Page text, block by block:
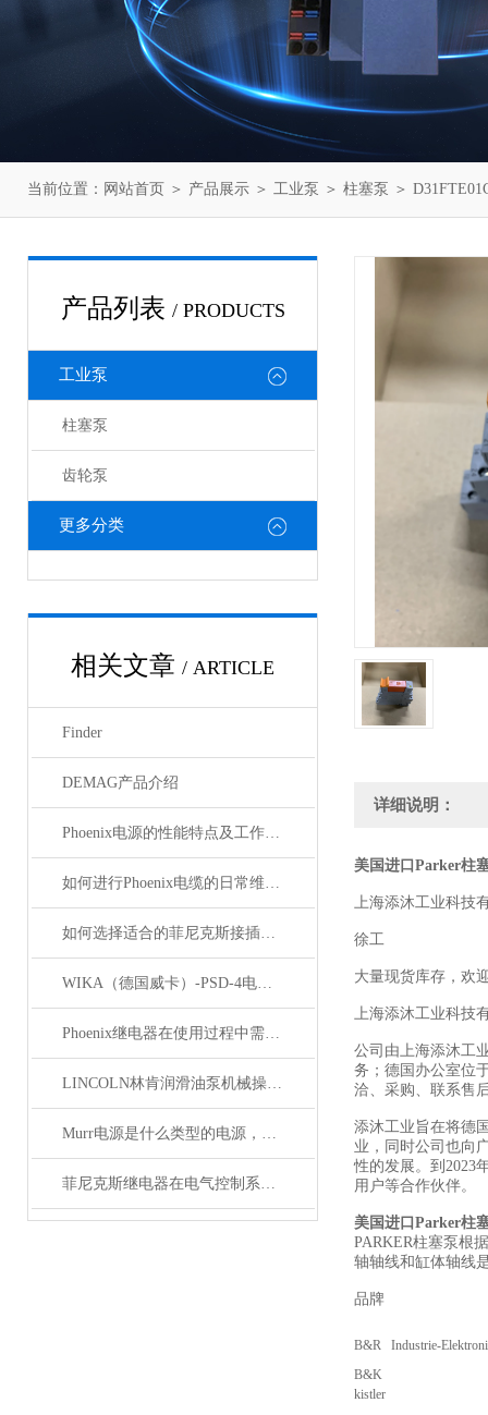
当前位置： 网站首页 ＞ 产品展示 ＞ 工业泵 ＞ 柱塞泵 ＞
产品列表 / PRODUCTS
工业泵
柱塞泵
齿轮泵
更多分类
相关文章 / ARTICLE
Finder
DEMAG产品介绍
Phoenix电源的性能特点及工作温度分析
如何进行Phoenix电缆的日常维护和保养？
如何选择适合的菲尼克斯接插件？
WIKA（德国威卡）-PSD-4电子压力开关
Phoenix继电器在使用过程中需要注意哪些事项？
LINCOLN林肯润滑油泵机械操作原理
Murr电源是什么类型的电源，主要用于哪些领域？
菲尼克斯继电器在电气控制系统中的应用
详细说明：
美国进口Parker柱
上海添沐工业科技
徐工
大量现货库存，欢
上海添沐工业科技
公司由上海添沐工
务；德国办公室位
洽、采购、联系售
添沐工业旨在将德
业，同时公司也向
性的发展。到2023
用户等合作伙伴。
美国进口Parker柱
PARKER柱塞泵根
轴轴线和缸体轴线
品牌
B&R Industrie-
B&K
kistler